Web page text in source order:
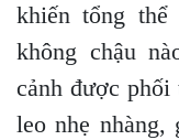
khiến tổng
không chậu
cảnh được phối
leo nhẹ nhàng,